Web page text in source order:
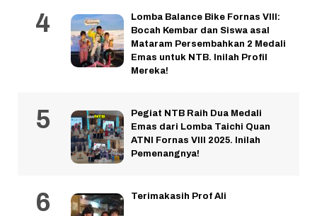
Lomba Balance Bike Fornas VIII:
Bocah Kembar dan Siswa asal
Mataram Persembahkan 2 Medali
Emas untuk NTB. Inilah Profil
Mereka!
Pegiat NTB Raih Dua Medali
Emas dari Lomba Taichi Quan
ATNI Fornas VIII 2025. Inilah
Pemenangnya!
Terimakasih Prof Ali